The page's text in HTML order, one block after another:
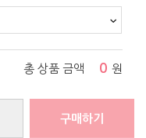
총 상품 금액 0 원
구매하기